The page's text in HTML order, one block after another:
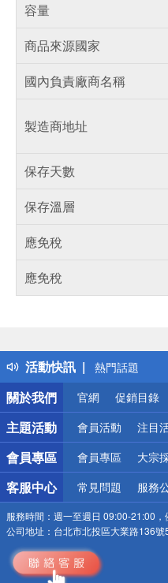
容量
商品來源國家
國內負責廠商名稱
製造商地址
保存天數
保存溫層
應免稅
應免稅
活動快訊
得獎公告
熱門話題
銀行優惠
偏遠地區配送
詐騙網頁！請
關於我們
官網 促銷目錄
主題活動 會員活動 注目
會員專區 會員專區 大宗
客服中心 常見問題 服務
服務時間： 週一至週日 09:00-21:00
公司地址： 台北市北投區大業路136號